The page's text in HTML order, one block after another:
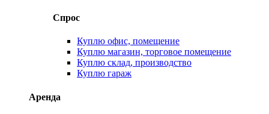
Спрос
Куплю офис, помещение
Куплю магазин, торговое помещение
Куплю склад, производство
Куплю гараж
Аренда